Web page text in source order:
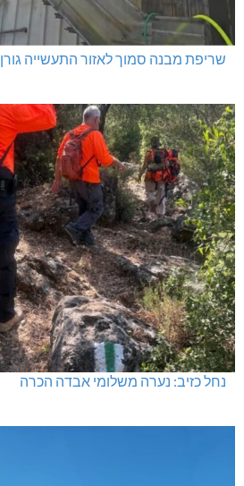
שריפת מבנה סמוך לאזור התעשייה גורן
נחל כזיב: נערה משלומי אבדה הכרה